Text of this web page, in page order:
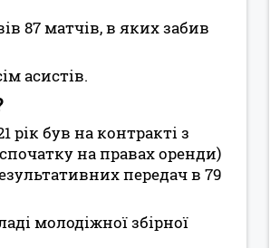
87 матчів, в яких забив
асистів.
рік був на контракті з
на правах оренди)
передач в 79
молодіжної збірної